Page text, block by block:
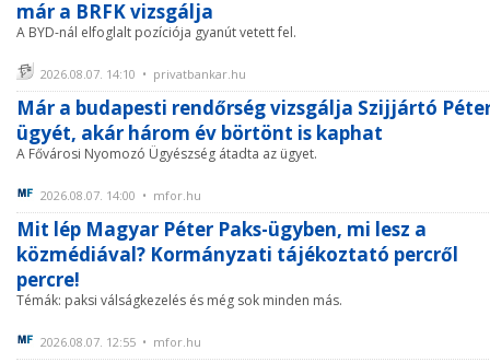
már a BRFK vizsgálja
A BYD-nál elfoglalt pozíciója gyanút vetett fel.
2026.08.07. 14:10 • privatbankar.hu
Már a budapesti rendőrség vizsgálja Szijjártó
ügyét, akár három év börtönt is kaphat
A Fővárosi Nyomozó Ügyészség átadta az ügyet.
2026.08.07. 14:00 • mfor.hu
Mit lép Magyar Péter Paks-ügyben, mi lesz a
közmédiával? Kormányzati tájékoztató percről
percre!
Témák: paksi válságkezelés és még sok minden más.
2026.08.07. 12:55 • mfor.hu